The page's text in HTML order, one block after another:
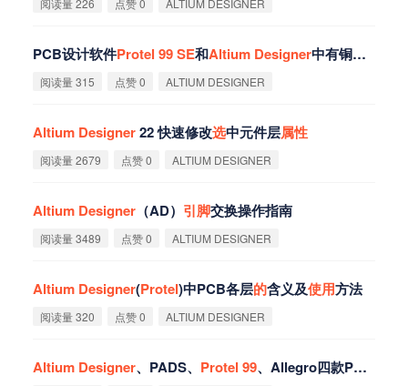
阅读量 226 点赞 0 ALTIUM DESIGNER
PCB设计软件Protel 99SE和Altium Designer中有铜孔及有铜槽
阅读量 315 点赞 0 ALTIUM DESIGNER
Altium Designer22 快速修改选中元件层属性
阅读量 2679 点赞 0 ALTIUM DESIGNER
Altium Designer （AD） 引脚交换操作指南
阅读量 3489 点赞 0 ALTIUM DESIGNER
Altium Designer(Protel)中PCB各层的含义及使用方法
阅读量 320 点赞 0 ALTIUM DESIGNER
Altium Designer、PADS、 Protel 99、Allegro四款PCB设计软件对比